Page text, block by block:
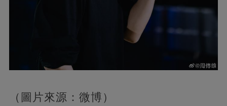
（圖片來源：微博）